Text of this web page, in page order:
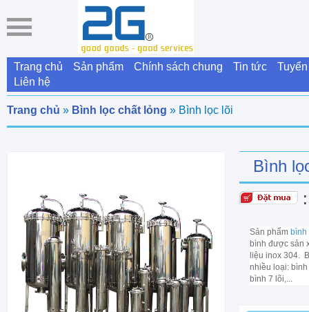
Trang chủ Sản phẩm Chính sách chung Tin tức
Liên hệ
Trang chủ » Bình lọc chất lỏng » Bình lọc lõi
Bình
Sản phẩm bình
bình được sản
liệu inox 304.
nhiều loại:
bình 7 lõi,...